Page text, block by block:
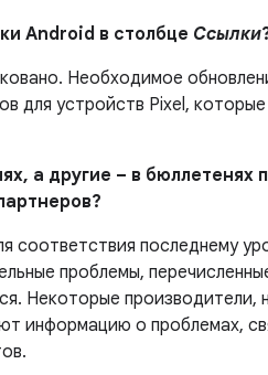
Android в столбце Ссылки
Необходимое
для устройств Pixel,
а другие – в бюллетенях
соответствия последнему
проблемы,
Некоторые производители,
информацию о проблемах,